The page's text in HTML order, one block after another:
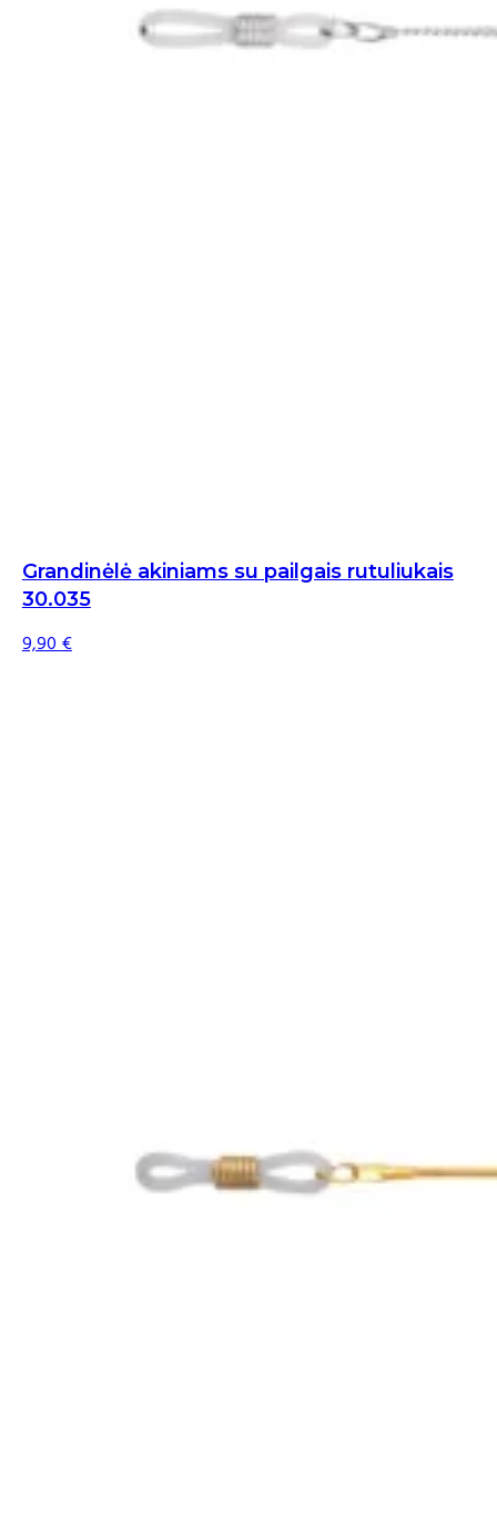
Grandinėlė akiniams su pailgais rutuliukais
30.035
9,90€